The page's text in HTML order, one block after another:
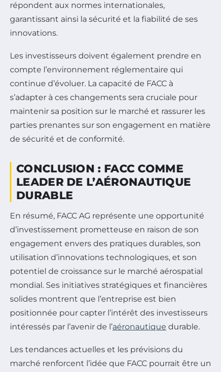
répondent aux normes internationales,
garantissant ainsi la sécurité et la fiabilité de ses
innovations.
Les investisseurs doivent également prendre en
compte l’environnement réglementaire qui
continue d’évoluer. La capacité de FACC à
s’adapter à ces changements sera cruciale pour
maintenir sa position sur le marché et rassurer les
parties prenantes sur son engagement en matière
de sécurité et de conformité.
CONCLUSION : FACC COMME
LEADER DE L’AÉRONAUTIQUE
DURABLE
En résumé, FACC AG représente une opportunité
d’investissement prometteuse en raison de son
engagement envers des pratiques durables, son
utilisation d’innovations technologiques, et son
potentiel de croissance sur le marché aérospatial
mondial. Ses initiatives stratégiques et financières
solides montrent que l’entreprise est bien
positionnée pour capter l’intérêt des investisseurs
intéressés par l’avenir de l’aéronautique durable.
Les tendances actuelles et les prévisions du
marché renforcent l’idée que FACC pourrait être un